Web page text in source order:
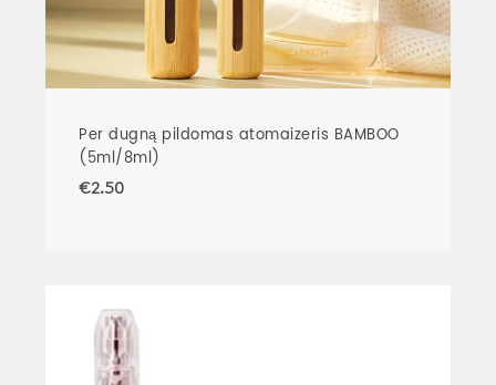
Per dugną pildomas atomaizeris BAMBOO
(5ml/8ml)
€2.50